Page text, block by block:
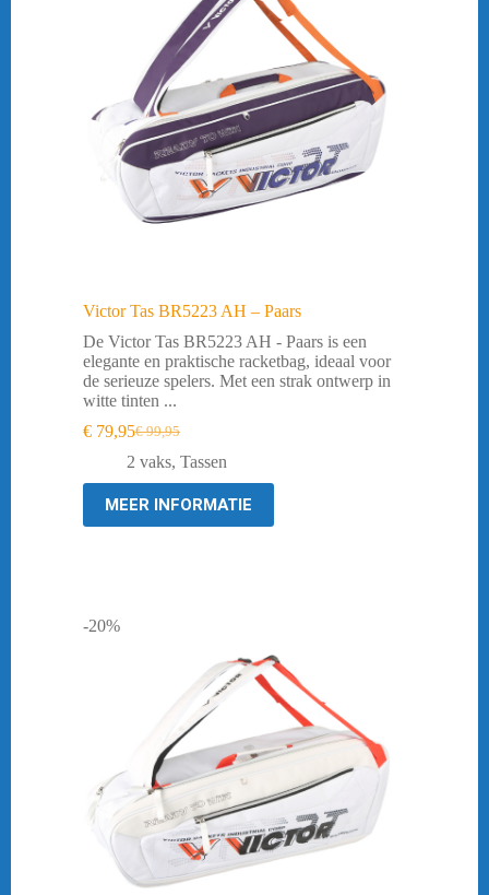
Victor Tas BR5223 AH – Paars
De Victor Tas BR5223 AH - Paars is een
elegante en praktische racketbag, ideaal voor
de serieuze spelers. Met een strak ontwerp in
witte tinten ...
€99,95
Oorspronkelijke
prijs
was:
€ 99,95.
€ 79,95Huidige
prijs
is:
€ 79,95.
2 vaks, Tassen
MEER INFORMATIE
-20%